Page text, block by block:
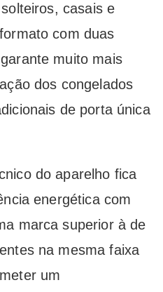
casais e
com duas
muito mais
dos congelados
de porta única
do aparelho fica
energética com
marca superior à de
na mesma faixa
um